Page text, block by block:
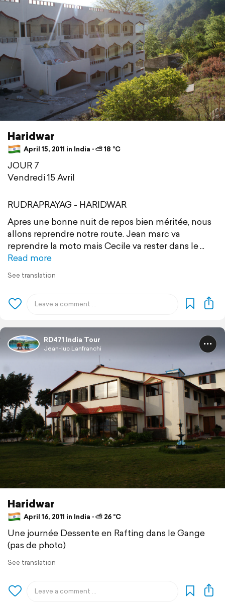
Haridwar
April 15, 2011 in India ⋅ ⛅ 18 °C
JOUR 7
Vendredi 15 Avril
RUDRAPRAYAG - HARIDWAR
Apres une bonne nuit de repos bien méritée, nous
allons reprendre notre route. Jean marc va
reprendre la moto mais Cecile va rester dans le
Read more
See translation
RD471 India Tour
Jean-luc Lanfranchi
Haridwar
April 16, 2011 in India ⋅ ⛅ 26 °C
Une journée Dessente en Rafting dans le Gange
(pas de photo)
See translation